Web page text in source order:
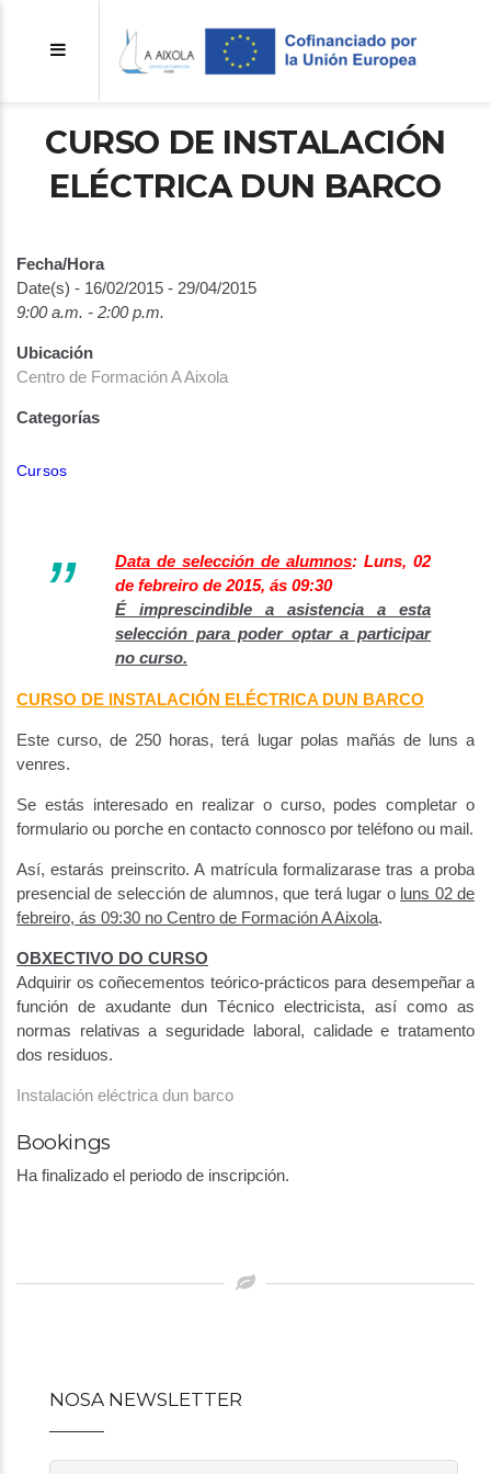
CURSO DE INSTALACIÓN
ELÉCTRICA DUN BARCO
Fecha/Hora
Date(s) - 16/02/2015 - 29/04/2015
9:00 a.m. - 2:00 p.m.
Ubicación
Centro de Formación A Aixola
Categorías
Cursos
Data de selección de alumnos: Luns, 02
de febreiro de 2015, ás 09:30
É imprescindible a asistencia a esta
selección para poder optar a participar
no curso.
CURSO DE INSTALACIÓN ELÉCTRICA DUN BARCO
Este curso, de 250 horas, terá lugar polas mañás de luns a
venres.
Se estás interesado en realizar o curso, podes completar o
formulario ou porche en contacto connosco por teléfono ou mail.
Así, estarás preinscrito. A matrícula formalizarase tras a proba
presencial de selección de alumnos, que terá lugar o luns 02 de
febreiro, ás 09:30 no Centro de Formación A Aixola.
OBXECTIVO DO CURSO
Adquirir os coñecementos teórico-prácticos para desempeñar a
función de axudante dun Técnico electricista, así como as
normas relativas a seguridade laboral, calidade e tratamento
dos residuos.
Instalación eléctrica dun barco
Bookings
Ha finalizado el periodo de inscripción.
navigation
NOSA NEWSLETTER